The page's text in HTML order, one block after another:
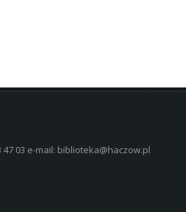
47 03 e-mail: biblioteka@haczow.pl